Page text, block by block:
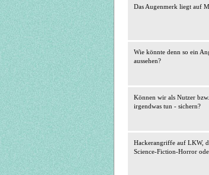
Das Augenmerk liegt auf
Wie könnte denn so ein
aussehen?
Können wir als Nutzer
irgendwas tun - sichern?
Hackerangriffe auf LKW,
Science-Fiction-Horror